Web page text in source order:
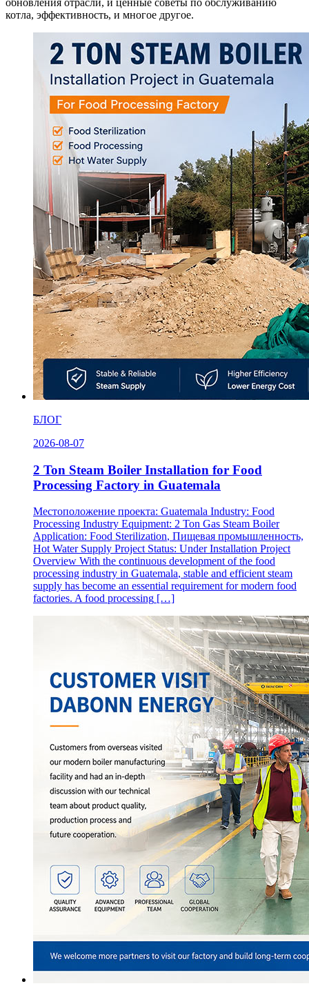
обновления отрасли, и ценные советы по обслуживанию
котла, эффективность, и многое другое.
БЛОГ
2026-08-07
2 Ton Steam Boiler Installation for Food
Processing Factory in Guatemala
Местоположение проекта: Guatemala Industry: Food
Processing Industry Equipment: 2 Ton Gas Steam Boiler
Application: Food Sterilization, Пищевая промышленность,
Hot Water Supply Project Status: Under Installation Project
Overview With the continuous development of the food
processing industry in Guatemala, stable and efficient steam
supply has become an essential requirement for modern food
factories. A food processing […]